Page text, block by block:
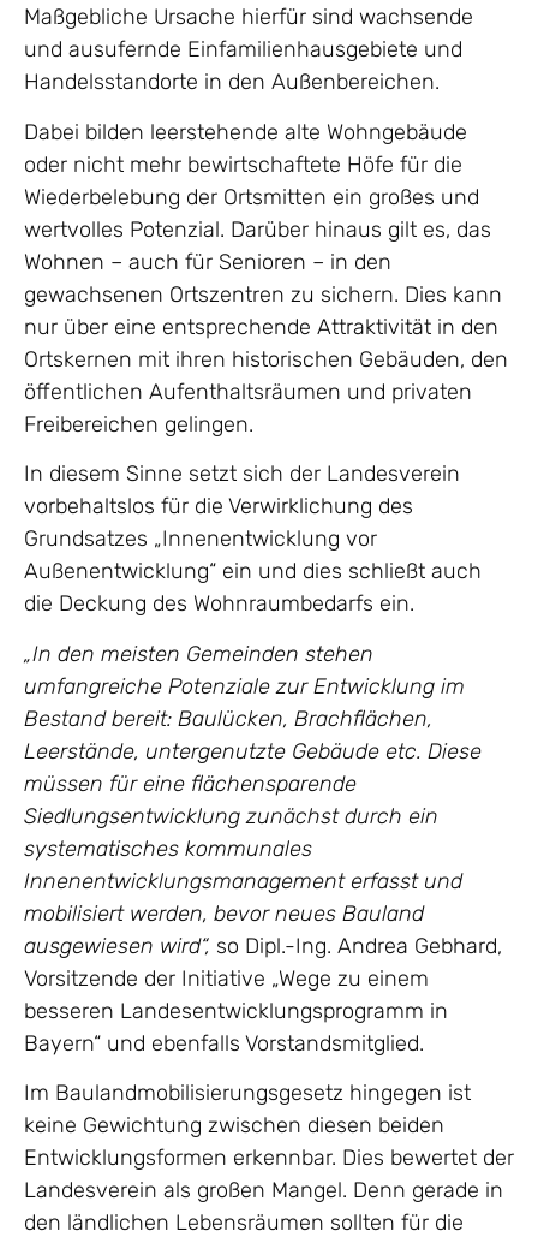
Maßgebliche Ursache hierfür sind wachsende
und ausufernde Einfamilienhausgebiete und
Handelsstandorte in den Außenbereichen.
Dabei bilden leerstehende alte Wohngebäude
oder nicht mehr bewirtschaftete Höfe für die
Wiederbelebung der Ortsmitten ein großes und
wertvolles Potenzial. Darüber hinaus gilt es, das
Wohnen – auch für Senioren – in den
gewachsenen Ortszentren zu sichern. Dies kann
nur über eine entsprechende Attraktivität in den
Ortskernen mit ihren historischen Gebäuden, den
öffentlichen Aufenthaltsräumen und privaten
Freibereichen gelingen.
In diesem Sinne setzt sich der Landesverein
vorbehaltslos für die Verwirklichung des
Grundsatzes „Innenentwicklung vor
Außenentwicklung“ ein und dies schließt auch
die Deckung des Wohnraumbedarfs ein.
„In den meisten Gemeinden stehen
umfangreiche Potenziale zur Entwicklung im
Bestand bereit: Baulücken, Brachflächen,
Leerstände, untergenutzte Gebäude etc. Diese
müssen für eine flächensparende
Siedlungsentwicklung zunächst durch ein
systematisches kommunales
Innenentwicklungsmanagement erfasst und
mobilisiert werden, bevor neues Bauland
ausgewiesen wird“, so Dipl.-Ing. Andrea Gebhard,
Vorsitzende der Initiative „Wege zu einem
besseren Landesentwicklungsprogramm in
Bayern“ und ebenfalls Vorstandsmitglied.
Im Baulandmobilisierungsgesetz hingegen ist
keine Gewichtung zwischen diesen beiden
Entwicklungsformen erkennbar. Dies bewertet der
Landesverein als großen Mangel. Denn gerade in
den ländlichen Lebensräumen sollten für die